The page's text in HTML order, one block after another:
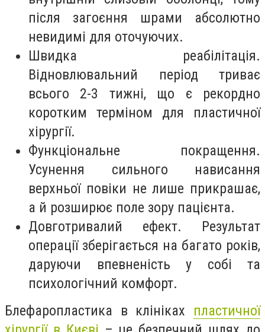
після загоєння шрами абсолютно
невидимі для оточуючих.
Швидка реабілітація.
Відновлювальний період триває
всього 2-3 тижні, що є рекордно
коротким терміном для пластичної
хірургії.
Функціональне покращення.
Усунення сильного нависання
верхньої повіки не лише прикрашає,
а й розширює поле зору пацієнта.
Довготривалий ефект. Результат
операції зберігається на багато років,
даруючи впевненість у собі та
психологічний комфорт.
Блефаропластика в клініках пластичної